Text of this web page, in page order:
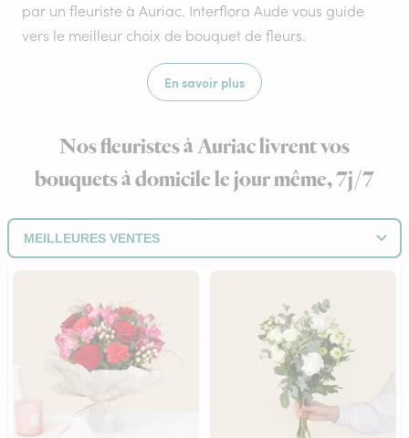
par un fleuriste à Auriac. Interflora Aude vous guide
vers le meilleur choix de bouquet de fleurs.
En savoir plus
Nos fleuristes à Auriac livrent vos
bouquets à domicile le jour même, 7j/7